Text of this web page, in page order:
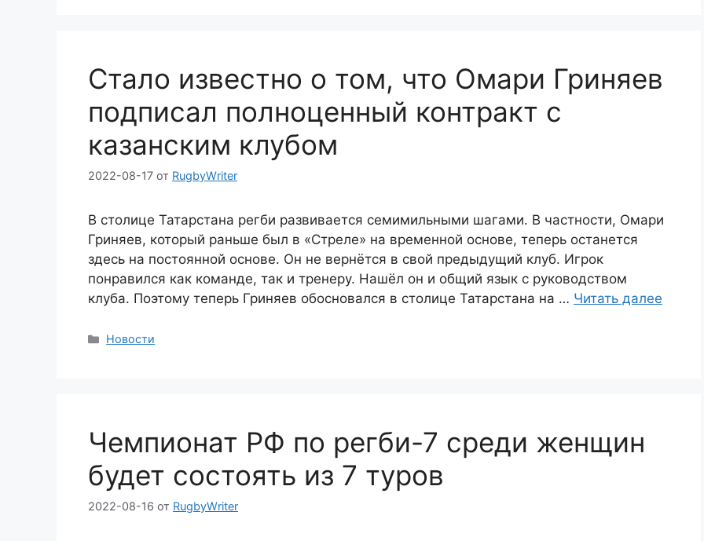
Стало известно о том, что Омари Гриняев
подписал полноценный контракт с
казанским клубом
2022-08-17 от RugbyWriter
В столице Татарстана регби развивается семимильными шагами. В частности, Омари
Гриняев, который раньше был в «Стреле» на временной основе, теперь останется
здесь на постоянной основе. Он не вернётся в свой предыдущий клуб. Игрок
понравился как команде, так и тренеру. Нашёл он и общий язык с руководством
клуба. Поэтому теперь Гриняев обосновался в столице Татарстана на … Читать далее
Рубрики
Новости
Чемпионат РФ по регби-7 среди женщин
будет состоять из 7 туров
2022-08-16 от RugbyWriter